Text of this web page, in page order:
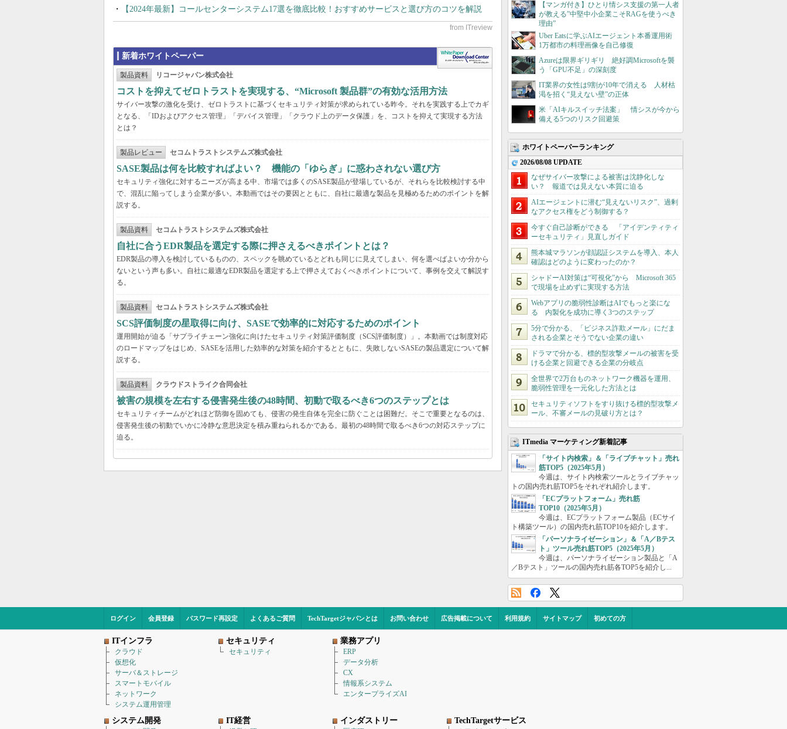
【2024年最新】コールセンターシステム17選を徹底比較！おすすめサービスと選び方のコツを解説
新着ホワイトペーパー
製品資料 リコージャパン株式会社
コストを抑えてゼロトラストを実現する、“Microsoft 製品群”の有効な活用方法
サイバー攻撃の激化を受け、ゼロトラストに基づくセキュリティ対策が求められている昨今。それを実践する上でカギ
となる、「IDおよびアクセス管理」「デバイス管理」「クラウド上のデータ保護」を、コストを抑えて実現する方法
とは？
製品レビュー セコムトラストシステムズ株式会社
SASE製品は何を比較すればよい？ 機能の「ゆらぎ」に惑わされない選び方
セキュリティ強化に対するニーズが高まる中、市場では多くのSASE製品が登場しているが、それらを比較検討する中
で、混乱に陥ってしまう企業が多い。本動画ではその要因とともに、自社に最適な製品を見極めるためのポイントを解
説する。
製品資料 セコムトラストシステムズ株式会社
自社に合うEDR製品を選定する際に押さえるべきポイントとは？
EDR製品の導入を検討しているものの、スペックを眺めているとどれも同じに見えてしまい、何を選べばよいか分から
ないという声も多い。自社に最適なEDR製品を選定する上で押さえておくべきポイントについて、事例を交えて解説す
る。
製品資料 セコムトラストシステムズ株式会社
SCS評価制度の星取得に向け、SASEで効率的に対応するためのポイント
運用開始が迫る「サプライチェーン強化に向けたセキュリティ対策評価制度（SCS評価制度）」。本動画では制度対応
のロードマップをはじめ、SASEを活用した効率的な対策を紹介するとともに、失敗しないSASEの製品選定について解
説する。
製品資料 クラウドストライク合同会社
被害の規模を左右する侵害発生後の48時間、初動で取るべき6つのステップとは
セキュリティチームがどれほど防御を固めても、侵害の発生自体を完全に防ぐことは困難だ。そこで重要となるのは、
侵害発生後の初動でいかに冷静な意思決定を積み重ねられるかである。最初の48時間で取るべき6つの対応ステップに
迫る。
【マンガ付き】ひとり情シス支援の第一人者
が教える”中堅中小企業こそRAGを使うべき
理由”
Uber Eatsに学ぶAIエージェント本番運用術
1万都市の料理画像を自己修復
Azureは限界ギリギリ 絶好調Microsoftを襲
う「GPU不足」の深刻度
IT業界の女性は9割が10年で消える 人材枯
渇を招く“見えない壁”の正体
米「AIキルスイッチ法案」 情シスが今から
備える5つのリスク回避策
ホワイトペーパーランキング
2026/08/08 UPDATE
なぜサイバー攻撃による被害は沈静化しな
い？ 報道では見えない本質に迫る
AIエージェントに潜む“見えないリスク”、過剰
なアクセス権をどう制御する？
今すぐ自己診断ができる 「アイデンティティ
ーセキュリティ」見直しガイド
熊本城マラソンが顔認証システムを導入、本人
確認はどのように変わったのか？
シャドーAI対策は“可視化”から Microsoft 365
で現場を止めずに実現する方法
Webアプリの脆弱性診断はAIでもっと楽にな
る 内製化を成功に導く3つのステップ
5分で分かる、「ビジネス詐欺メール」にだま
される企業とそうでない企業の違い
ドラマで分かる、標的型攻撃メールの被害を受
ける企業と回避できる企業の分岐点
全世界で2万台ものネットワーク機器を運用、
脆弱性管理を一元化した方法とは
セキュリティソフトをすり抜ける標的型攻撃メ
ール、不審メールの見破り方とは？
ITmedia マーケティング新着記事
「サイト内検索」＆「ライブチャット」売れ
筋TOP5（2025年5月）
今週は、サイト内検索ツールとライブチャッ
トの国内売れ筋TOP5をそれぞれ紹介します。
「ECプラットフォーム」売れ筋
TOP10（2025年5月）
今週は、ECプラットフォーム製品（ECサイ
ト構築ツール）の国内売れ筋TOP10を紹介します。
「パーソナライゼーション」＆「A／Bテス
ト」ツール売れ筋TOP5（2025年5月）
今週は、パーソナライゼーション製品と「A
／Bテスト」ツールの国内売れ筋各TOP5を紹介し...
ログイン 会員登録 パスワード再設定 よくあるご質問 TechTargetジャパンとは お問い合わせ 広告掲載について 利用規約 サイトマップ 初めての方
ITインフラ
クラウド
仮想化
サーバ＆ストレージ
スマートモバイル
ネットワーク
システム運用管理
セキュリティ
セキュリティ
業務アプリ
ERP
データ分析
CX
情報系システム
エンタープライズAI
システム開発 IT経営 インダストリー TechTargetサービス